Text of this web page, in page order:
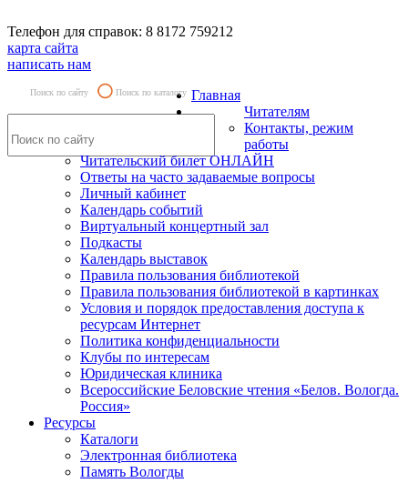
Телефон для справок: 8 8172 759212
карта сайта
написать нам
Поиск по сайту Поиск по каталогу Главная
Читателям
Контакты, режим
работы
Читательский билет ОНЛАЙН
Ответы на часто задаваемые вопросы
Личный кабинет
Календарь событий
Виртуальный концертный зал
Подкасты
Календарь выставок
Правила пользования библиотекой
Правила пользования библиотекой в картинках
Условия и порядок предоставления доступа к
ресурсам Интернет
Политика конфиденциальности
Клубы по интересам
Юридическая клиника
Всероссийские Беловские чтения «Белов. Вологда.
Россия»
Ресурсы
Каталоги
Электронная библиотека
Память Вологды